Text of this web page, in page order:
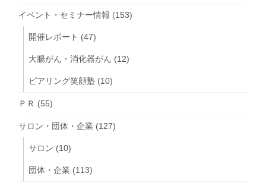
イベント・セミナー情報 (153)
開催レポート (47)
大腸がん・消化器がん (12)
ピアリング笑顔塾 (10)
ＰＲ (55)
サロン・団体・企業 (127)
サロン (10)
団体・企業 (113)